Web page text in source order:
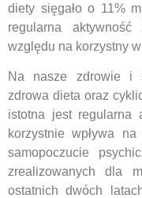
diety sięgało o 11%
regularna
względu na korzystny
Na nasze zdrowie i
zdrowa dieta oraz
istotna jest regularna
korzystnie wpływa
samopoczucie
zrealizowanych dla
ostatnich dwóch